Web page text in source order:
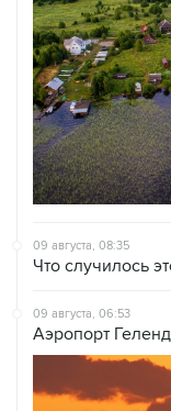
09 августа, 08:35
Что случилось
09 августа, 06:53
Аэропорт